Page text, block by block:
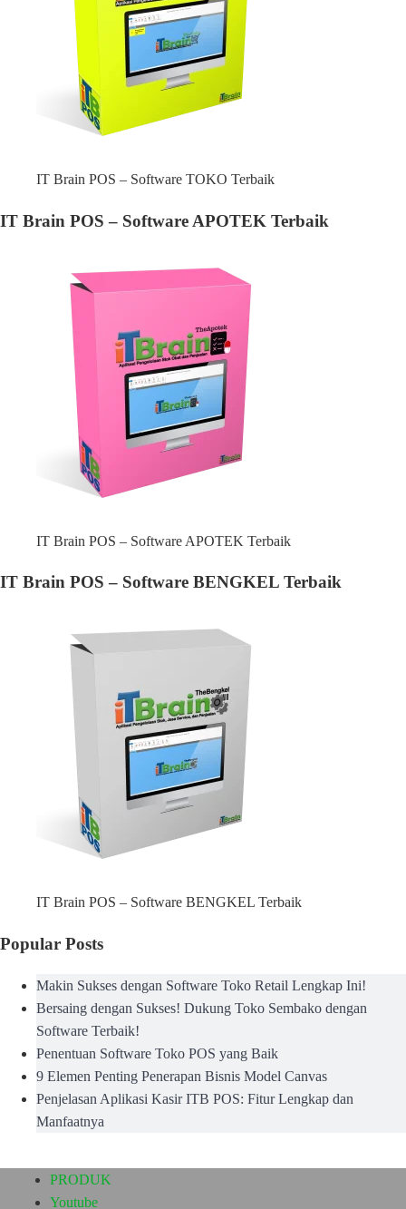
IT Brain POS – Software TOKO Terbaik
IT Brain POS – Software APOTEK Terbaik
IT Brain POS – Software APOTEK Terbaik
IT Brain POS – Software BENGKEL Terbaik
IT Brain POS – Software BENGKEL Terbaik
Popular Posts
Makin Sukses dengan Software Toko Retail Lengkap Ini!
Bersaing dengan Sukses! Dukung Toko Sembako dengan
Software Terbaik!
Penentuan Software Toko POS yang Baik
9 Elemen Penting Penerapan Bisnis Model Canvas
Penjelasan Aplikasi Kasir ITB POS: Fitur Lengkap dan
Manfaatnya
PRODUK
Youtube